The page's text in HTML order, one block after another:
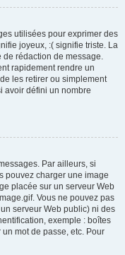
utilisées pour exprimer des
joyeux, :( signifie triste. La
de rédaction de message.
rapidement rendre un
les retirer ou simplement
avoir défini un nombre
Par ailleurs, si
pouvez charger une image
placée sur un serveur Web
Vous ne pouvez pas
serveur Web public) ni des
exemple : boîtes
mot de passe, etc. Pour